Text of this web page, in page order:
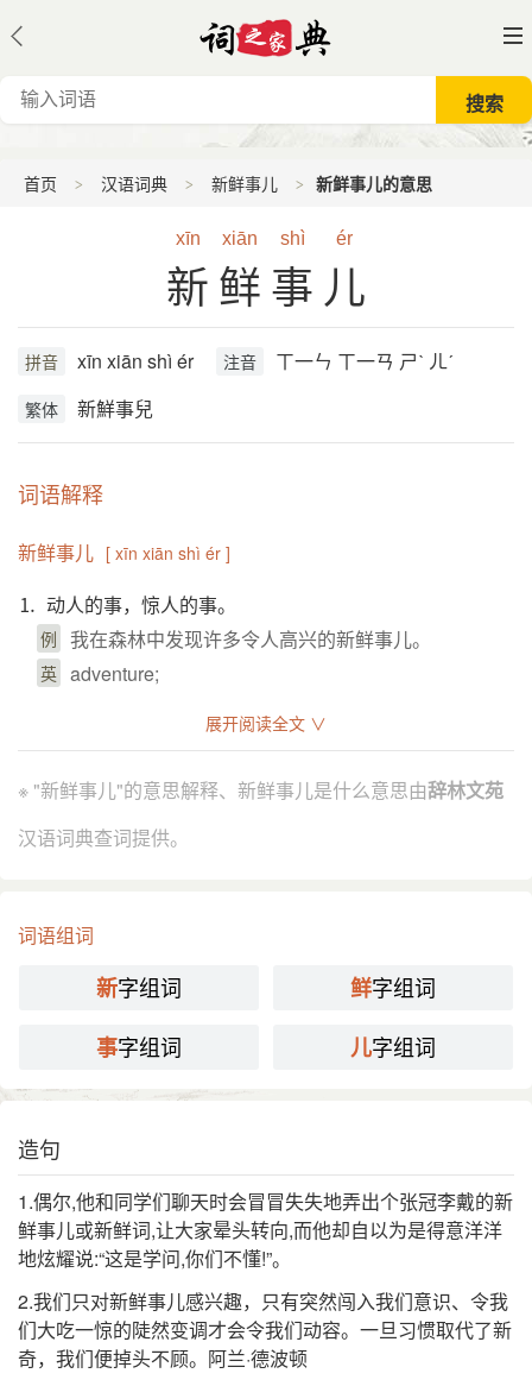
首页 汉语词典 新鲜事儿 新鲜事儿的意思
xīn xiān shì ér
新鲜事儿
拼音 xīn xiān shì ér 注音 ㄒ一ㄣ ㄒ一ㄢ ㄕˋ ㄦˊ
繁体 新鮮事兒
词语解释
新鲜事儿 [ xīn xiān shì ér ]
⒈ 动人的事，惊人的事。
例 我在森林中发现许多令人高兴的新鲜事儿。
英 adventure;
xīn
新
xiān xiǎn
鲜 事
ér
儿
展开阅读全文 ∨
※ "新鲜事儿"的意思解释、新鲜事儿是什么意思由辞林文苑
汉语词典查词提供。
词语组词
新字组词 鲜字组词
事字组词 儿字组词
造句
1.偶尔,他和同学们聊天时会冒冒失失地弄出个张冠李戴的新
鲜事儿或新鲜词,让大家晕头转向,而他却自以为是得意洋洋
地炫耀说:“这是学问,你们不懂!”。
2.我们只对新鲜事儿感兴趣，只有突然闯入我们意识、令我
们大吃一惊的陡然变调才会令我们动容。一旦习惯取代了新
奇，我们便掉头不顾。阿兰·德波顿